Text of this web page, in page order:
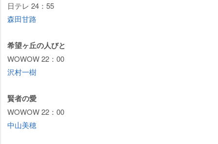
日テレ 24：55
森田甘路
希望ヶ丘の人びと
WOWOW 22：00
沢村一樹
賢者の愛
WOWOW 22：00
中山美穂